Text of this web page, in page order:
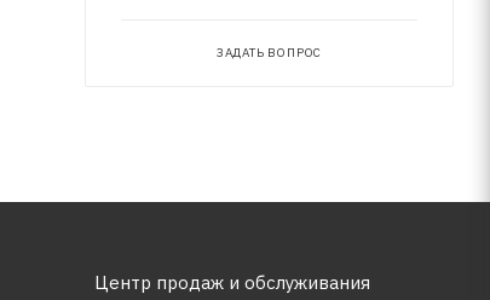
ЗАДАТЬ ВОПРОС
Центр продаж и обслуживания